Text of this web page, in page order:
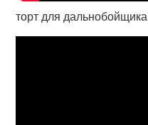
торт для дальнобойщика